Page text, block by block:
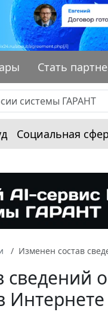
Стать
Социальная
Изменен состав
сведений